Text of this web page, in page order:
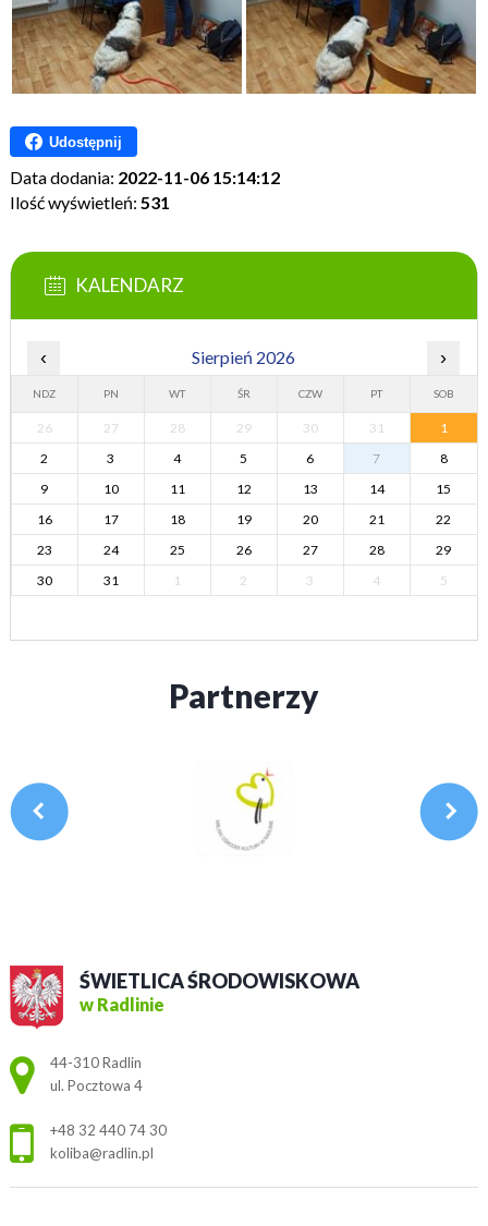
Udostępnij
Data dodania: 2022-11-06 15:14:12
Ilość wyświetleń: 531
KALENDARZ
‹ Sierpień 2026 ›
NDZ PN WT ŚR CZW PT SOB
26 27 28 29 30 31
1
2
3 4 5 6 7
8
9
10 11 12 13 14
15
16
17 18 19 20 21
22
23
24 25 26 27 28
29
30
31 1 2 3 4 5
Partnerzy
ŚWIETLICA ŚRODOWISKOWA
w Radlinie
Adres pocztowy:
44-310 Radlin
ul. Pocztowa 4
+48 32 440 74 30
koliba@radlin.pl